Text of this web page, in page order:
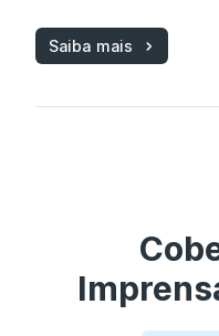
Saiba mais